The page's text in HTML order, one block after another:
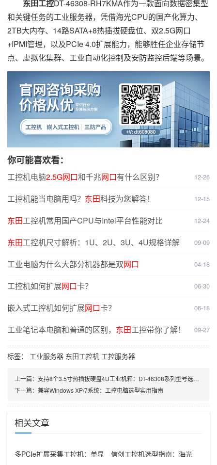
东田工控DT-46308-RH7KMA作为一款面向数据密集型
和关键任务的工业服务器，凭借海光CPU的国产化算力、
2TB大内存、14路SATA+8热插拔硬盘位、双2.5G网口
+IPMI管理，以及PCIe 4.0扩展能力，能够胜任企业存储节
点、虚拟化集群、工业自动化控制及安防监控后端等场景。
你可能喜欢看：
工控机电脑2.5G网口和千兆网口有什么区别？ 12-26
工控机能当电脑用吗？ 东田科技为您解答！ 12-15
东田工控机常用国产CPU与Intel平台性能对比 12-24
东田工控机尺寸解析：1U、2U、3U、4U规格详解 09-09
工业电脑为什么大部分机器都是双网口 04-18
工控机如何扩展网口卡？ 06-30
嵌入式工控机如何扩展网口卡？ 06-18
工业笔记本电脑和普通的区别， 东田工控带你了解！ 09-27
标签： 工业服务器 东田工控机 工控服务器
上一篇： 支持8个3.5寸热插拔硬盘4U工业机箱：DT-46308系列型号选型对比
下一篇： 兼容Windows XP/7系统：工控电脑选型实用指南
相关文章
多PCIe扩展采集工控机：单显
信创工控机选型指南：海光